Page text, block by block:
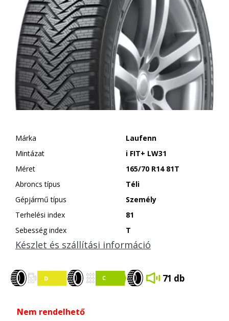
Márka
Laufenn
Mintázat
i FIT+ LW31
Méret
165/70 R14 81T
Abroncs típus
Téli
Gépjármű típus
Személy
Terhelési index
81
Sebesség index
T
Készlet és szállítási információ
71 db
Nem rendelhető